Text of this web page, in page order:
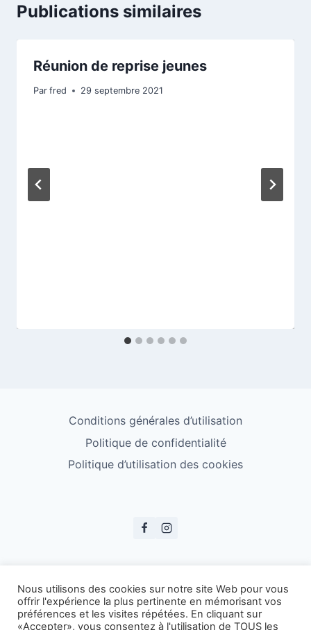
Publications similaires
Réunion de reprise jeunes
Par fred 29 septembre 2021
Conditions générales d’utilisation
Politique de confidentialité
Politique d’utilisation des cookies
Nous utilisons des cookies sur notre site Web pour vous
offrir l'expérience la plus pertinente en mémorisant vos
préférences et les visites répétées. En cliquant sur
«Accepter», vous consentez à l'utilisation de TOUS les